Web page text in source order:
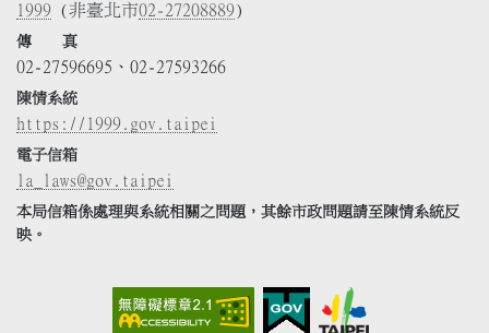
1999 (非臺北市02-27208889)
傳 真
02-27596695、02-27593266
陳情系統
https://1999.gov.taipei
電子信箱
la_laws@gov.taipei
本局信箱係處理與系統相關之問題，其餘市政問題請至陳情系統反
映。